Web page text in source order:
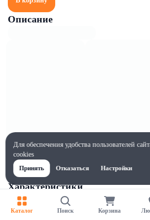
Описание
Характеристики
Ширина, мм
60
Каталог Поиск Корзина
Для обеспечения удобства пользователей
cookies
Принять
Отказаться Настройки